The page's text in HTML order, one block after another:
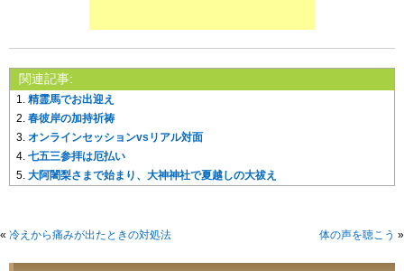
関連記事:
精霊馬でお出迎え
春彼岸の加持祈祷
オンラインセッションvsリアル対面
七五三参拝は厄払い
大阿闍梨さまで始まり、大神神社で夏越しの大祓え
« 冷えから痛みが出たときの対処法 体の声を聴こう »